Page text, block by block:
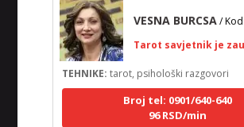
VESNA BURCSA /
Tarot savjetnik je
TEHNIKE: tarot, psihološki razgovori
Broj tel: 0901/640-640
96 RSD/min